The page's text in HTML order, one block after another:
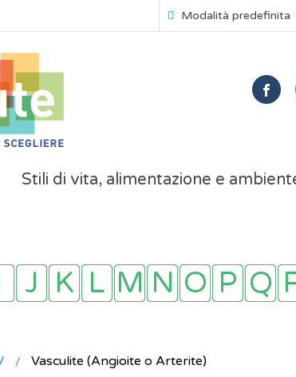
Modalità predefinita
Stili di vita, alimentazione e
Vasculite (Angioite o Arterite)